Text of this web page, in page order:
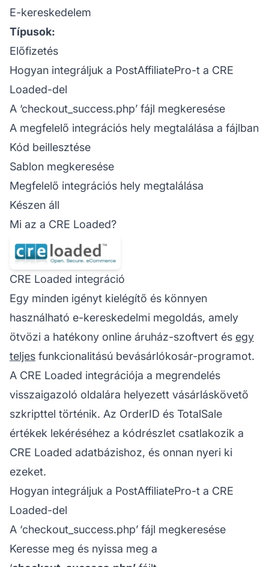
E-kereskedelem
Típusok:
Előfizetés
Hogyan integráljuk a PostAffiliatePro-t a CRE
Loaded-del
A ‘checkout_success.php’ fájl megkeresése
A megfelelő integrációs hely megtalálása a fájlban
Kód beillesztése
Sablon megkeresése
Megfelelő integrációs hely megtalálása
Készen áll
Mi az a CRE Loaded?
CRE Loaded integráció
Egy minden igényt kielégítő és könnyen
használható e-kereskedelmi megoldás, amely
ötvözi a hatékony online áruház-szoftvert és egy
teljes funkcionalitású bevásárlókosár-programot.
A CRE Loaded integrációja a megrendelés
visszaigazoló oldalára helyezett vásárláskövető
szkripttel történik. Az OrderID és TotalSale
értékek lekéréséhez a kódrészlet csatlakozik a
CRE Loaded adatbázishoz, és onnan nyeri ki
ezeket.
Hogyan integráljuk a PostAffiliatePro-t a CRE
Loaded-del
A ‘checkout_success.php’ fájl megkeresése
Keresse meg és nyissa meg a